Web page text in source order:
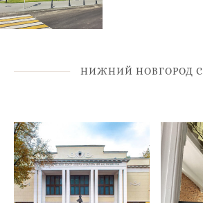
НИЖНИЙ НОВГОРОД